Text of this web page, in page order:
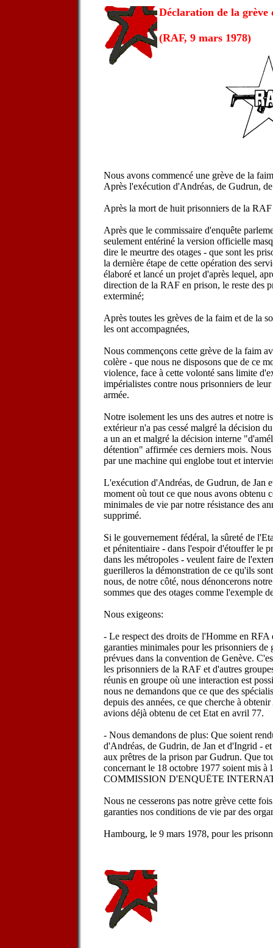
Déclaration de la grève
(RAF, 9 mars 1978)
Nous avons commencé une grève de la
Après l'exécution d'Andréas, de Gudrun,
Après la mort de huit prisonniers de la RAF
Après que le commissaire d'enquête
seulement entériné la version officielle
dire le meurtre des otages - que sont les
la dernière étape de cette opération des
élaboré et lancé un projet d'après lequel,
direction de la RAF en prison, le reste des
exterminé;
Après toutes les grèves de la faim et de la
les ont accompagnées,
Nous commençons cette grève de la faim
colère - que nous ne disposons que de ce
violence, face à cette volonté sans limite
impérialistes contre nous prisonniers de
armée.
Notre isolement les uns des autres et notre
extérieur n'a pas cessé malgré la décision
a un an et malgré la décision interne
détention" affirmée ces derniers mois.
par une machine qui englobe tout et
L'exécution d'Andréas, de Gudrun, de Jan
moment où tout ce que nous avons obtenu
minimales de vie par notre résistance des
supprimé.
Si le gouvernement fédéral, la sûreté de
et pénitentiaire - dans l'espoir d'étouffer le
dans les métropoles - veulent faire de
guerilleros la démonstration de ce qu'ils
nous, de notre côté, nous dénoncerons
sommes que des otages comme l'exemple
Nous exigeons:
- Le respect des droits de l'Homme en RFA
garanties minimales pour les prisonniers de
prévues dans la convention de Genève.
les prisonniers de la RAF et d'autres
réunis en groupe où une interaction est
nous ne demandons que ce que des
depuis des années, ce que cherche à
avions déjà obtenu de cet Etat en avril 77.
- Nous demandons de plus: Que soient
d'Andréas, de Gudrin, de Jan et d'Ingrid - et
aux prêtres de la prison par Gudrun. Que
concernant le 18 octobre 1977 soient mis
COMMISSION D'ENQUËTE
Nous ne cesserons pas notre grève cette
garanties nos conditions de vie par des
Hambourg, le 9 mars 1978, pour les